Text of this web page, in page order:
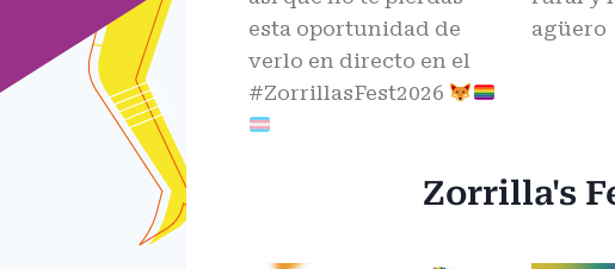
esta oportunidad de
verlo en directo en el
#ZorrillasFest2026
agüero
Zorrilla's